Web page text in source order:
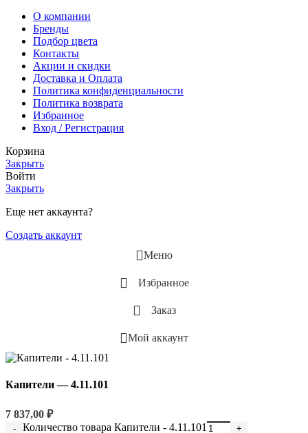
О компании
Бренды
Подбор цвета
Контакты
Акции и скидки
Доставка и Оплата
Политика конфиденциальности
Политика возврата
Избранное
Вход / Регистрация
Корзина
Закрыть
Войти
Закрыть
Еще нет аккаунта?
Создать аккаунт
Меню
Избранное
Заказ
Мой аккаунт
Капители — 4.11.101
7 837,00 ₽
Количество товара Капители - 4.11.101